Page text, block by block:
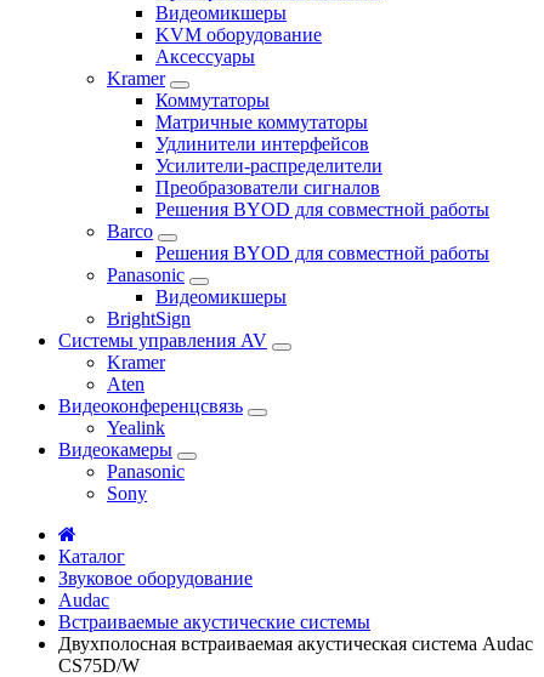
Видеомикшеры
KVM оборудование
Аксессуары
Kramer
Коммутаторы
Матричные коммутаторы
Удлинители интерфейсов
Усилители-распределители
Преобразователи сигналов
Решения BYOD для совместной работы
Barco
Решения BYOD для совместной работы
Panasonic
Видеомикшеры
BrightSign
Системы управления AV
Kramer
Aten
Видеоконференцсвязь
Yealink
Видеокамеры
Panasonic
Sony
Каталог
Звуковое оборудование
Audac
Встраиваемые акустические системы
Двухполосная встраиваемая акустическая система Audac
CS75D/W